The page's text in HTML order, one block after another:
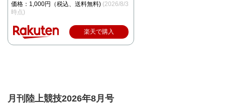
価格：1,000円（税込、送料無料) (2026/8/3
時点)
楽天で購入
月刊陸上競技2026年8月号